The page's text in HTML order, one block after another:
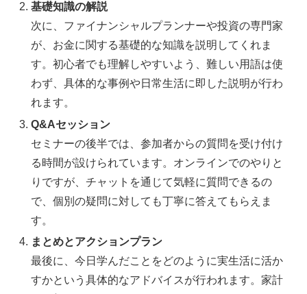
基礎知識の解説
次に、ファイナンシャルプランナーや投資の専門家
が、お金に関する基礎的な知識を説明してくれま
す。初心者でも理解しやすいよう、難しい用語は使
わず、具体的な事例や日常生活に即した説明が行わ
れます。
Q&Aセッション
セミナーの後半では、参加者からの質問を受け付け
る時間が設けられています。オンラインでのやりと
りですが、チャットを通じて気軽に質問できるの
で、個別の疑問に対しても丁寧に答えてもらえま
す。
まとめとアクションプラン
最後に、今日学んだことをどのように実生活に活か
すかという具体的なアドバイスが行われます。家計